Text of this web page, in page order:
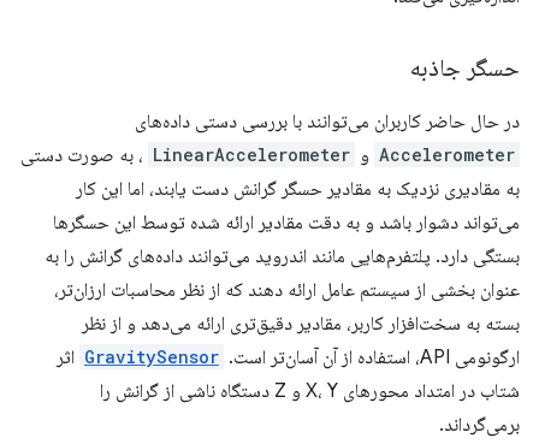
حسگر جاذبه
در حال حاضر کاربران می‌توانند با بررسی دستی داده‌های
Accelerometer و LinearAccelerometer ، به صورت دستی
به مقادیری نزدیک به مقادیر حسگر گرانش دست یابند، اما این کار
می‌تواند دشوار باشد و به دقت مقادیر ارائه شده توسط این حسگرها
بستگی دارد. پلتفرم‌هایی مانند اندروید می‌توانند داده‌های گرانش را به
عنوان بخشی از سیستم عامل ارائه دهند که از نظر محاسبات ارزان‌تر،
بسته به سخت‌افزار کاربر، مقادیر دقیق‌تری ارائه می‌دهد و از نظر
ارگونومی API، استفاده از آن آسان‌تر است.
GravitySensor اثر
شتاب در امتداد محورهای X، Y و Z دستگاه ناشی از گرانش را
برمی‌گرداند.